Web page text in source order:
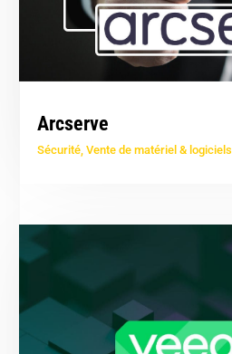
Arcserve
Sécurité ,Vente de matériel & logiciels